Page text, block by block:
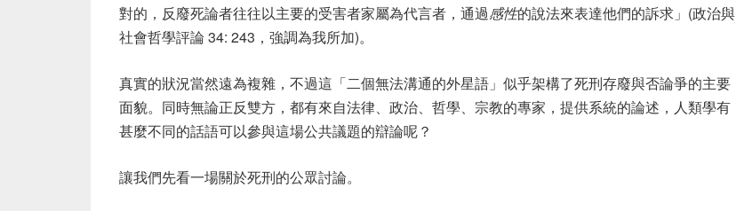
對的，反廢死論者往往以主要的受害者家屬為代言者，通過感性的說法來表達他們的訴求」(政治與
社會哲學評論 34: 243，強調為我所加)。
真實的狀況當然遠為複雜，不過這「二個無法溝通的外星語」似乎架構了死刑存廢與否論爭的主要
面貌。同時無論正反雙方，都有來自法律、政治、哲學、宗教的專家，提供系統的論述，人類學有
甚麼不同的話語可以參與這場公共議題的辯論呢？
讓我們先看一場關於死刑的公眾討論。